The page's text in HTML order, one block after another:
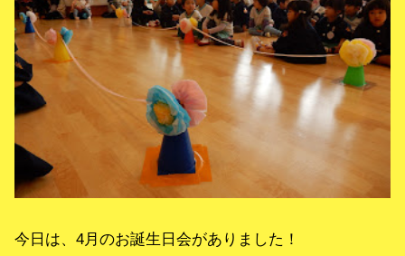
今日は、4月のお誕生日会がありました！